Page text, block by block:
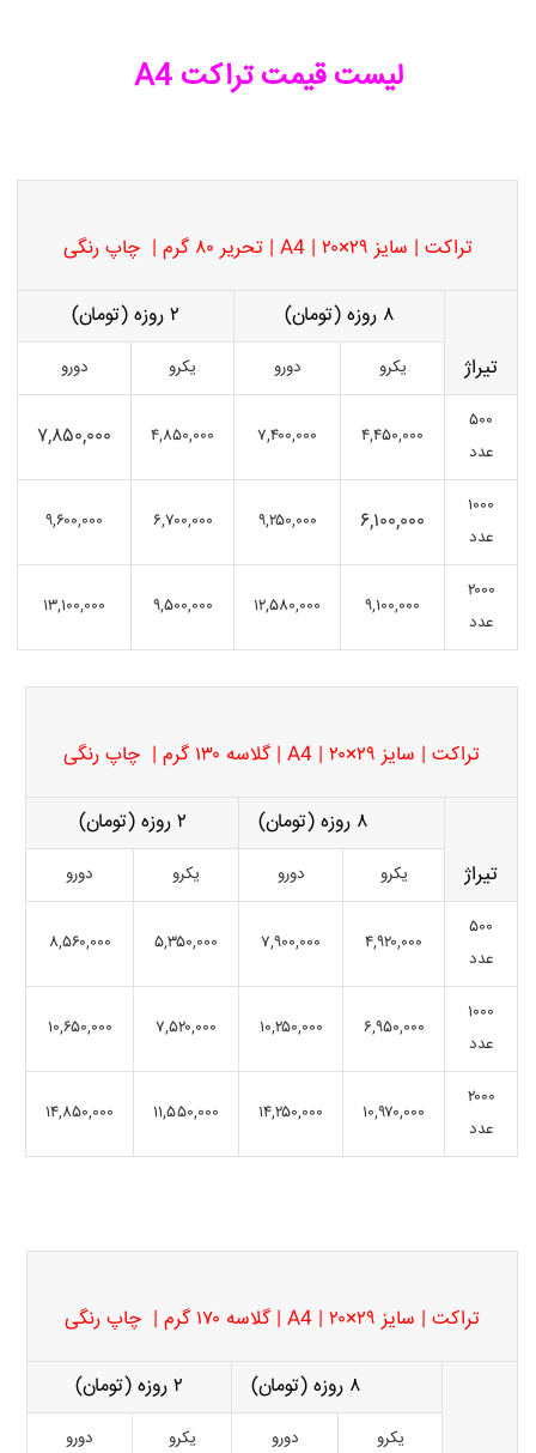
لیست قیمت تراکت A4
تراکت | سایز ۲۹×۲۰ | A4 | تحریر ۸۰ گرم | چاپ رنگی
تیراژ
۸ روزه (تومان) ۲ روزه (تومان)
یکرو دورو یکرو دورو
۵۰۰
عدد
۴,۴۵۰,۰۰۰ ۷,۴۰۰,۰۰۰ ۴,۸۵۰,۰۰۰ ۷,۸۵۰,۰۰۰
۱۰۰۰
عدد
۶,۱۰۰,۰۰۰ ۹,۲۵۰,۰۰۰ ۶,۷۰۰,۰۰۰ ۹,۶۰۰,۰۰۰
۲۰۰۰
عدد
۹,۱۰۰,۰۰۰ ۱۲,۵۸۰,۰۰۰ ۹,۵۰۰,۰۰۰ ۱۳,۱۰۰,۰۰۰
تراکت | سایز ۲۹×۲۰ | A4 | گلاسه ۱۳۰ گرم | چاپ رنگی
تیراژ
۸ روزه (تومان) ۲ روزه (تومان)
یکرو دورو یکرو دورو
۵۰۰
عدد
۴,۹۲۰,۰۰۰ ۷,۹۰۰,۰۰۰ ۵,۳۵۰,۰۰۰ ۸,۵۶۰,۰۰۰
۱۰۰۰
عدد
۶,۹۵۰,۰۰۰ ۱۰,۲۵۰,۰۰۰ ۷,۵۲۰,۰۰۰ ۱۰,۶۵۰,۰۰۰
۲۰۰۰
عدد
۱۰,۹۷۰,۰۰۰ ۱۴,۲۵۰,۰۰۰ ۱۱,۵۵۰,۰۰۰ ۱۴,۸۵۰,۰۰۰
تراکت | سایز ۲۹×۲۰ | A4 | گلاسه ۱۷۰ گرم | چاپ رنگی
۸ روزه (تومان) ۲ روزه (تومان)
یکرو دورو یکرو دورو